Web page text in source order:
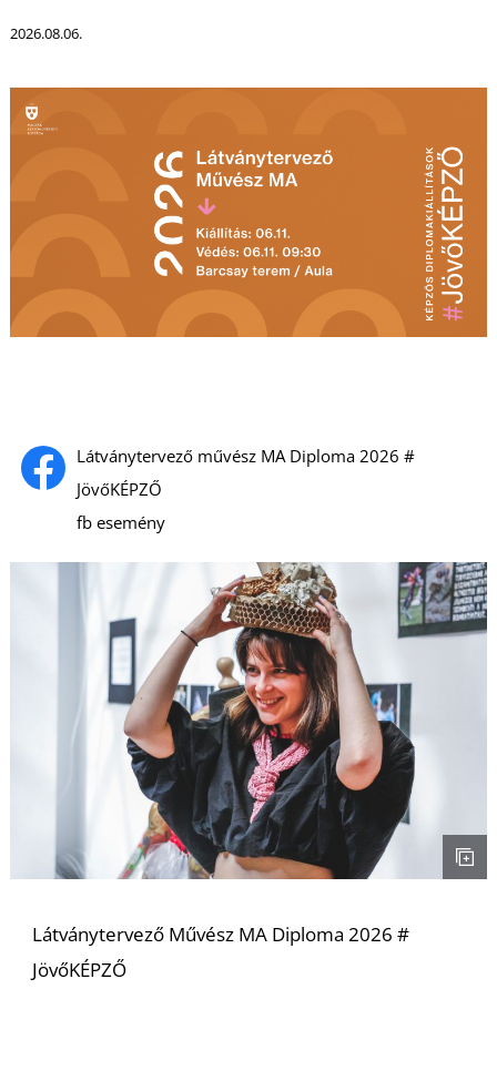
Látványtervező művész MA Diploma 2026 #
JövőKÉPZŐ
fb esemény
Látványtervező Művész MA Diploma 2026 #
JövőKÉPZŐ
2026.08.06.